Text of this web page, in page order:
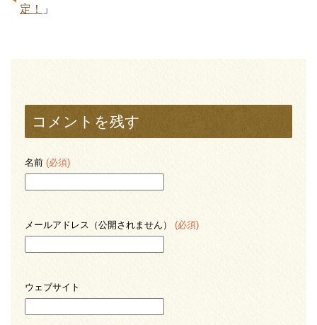
定！
」
コメントを残す
名前 (必須)
メールアドレス（公開されません） (必須)
ウェブサイト